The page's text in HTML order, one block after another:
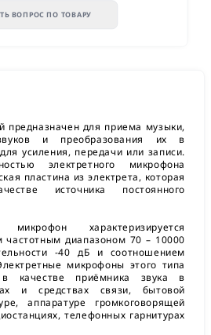
ВОПРОС ПО ТОВАРУ
предназначен для приема музыки,
и преобразования их в
усиления, передачи или записи.
электретного микрофона
пластина из электрета, которая
источника постоянного
характеризируется
диапазоном 70 – 10000
-40 дБ и соотношением
микрофоны этого типа
качестве приёмника звука в
и средствах связи, бытовой
аппаратуре громкоговорящей
телефонных гарнитурах